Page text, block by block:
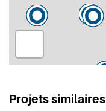
Projets similaires